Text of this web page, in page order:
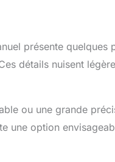
présente quelques
détails nuisent
ou une grande
une option